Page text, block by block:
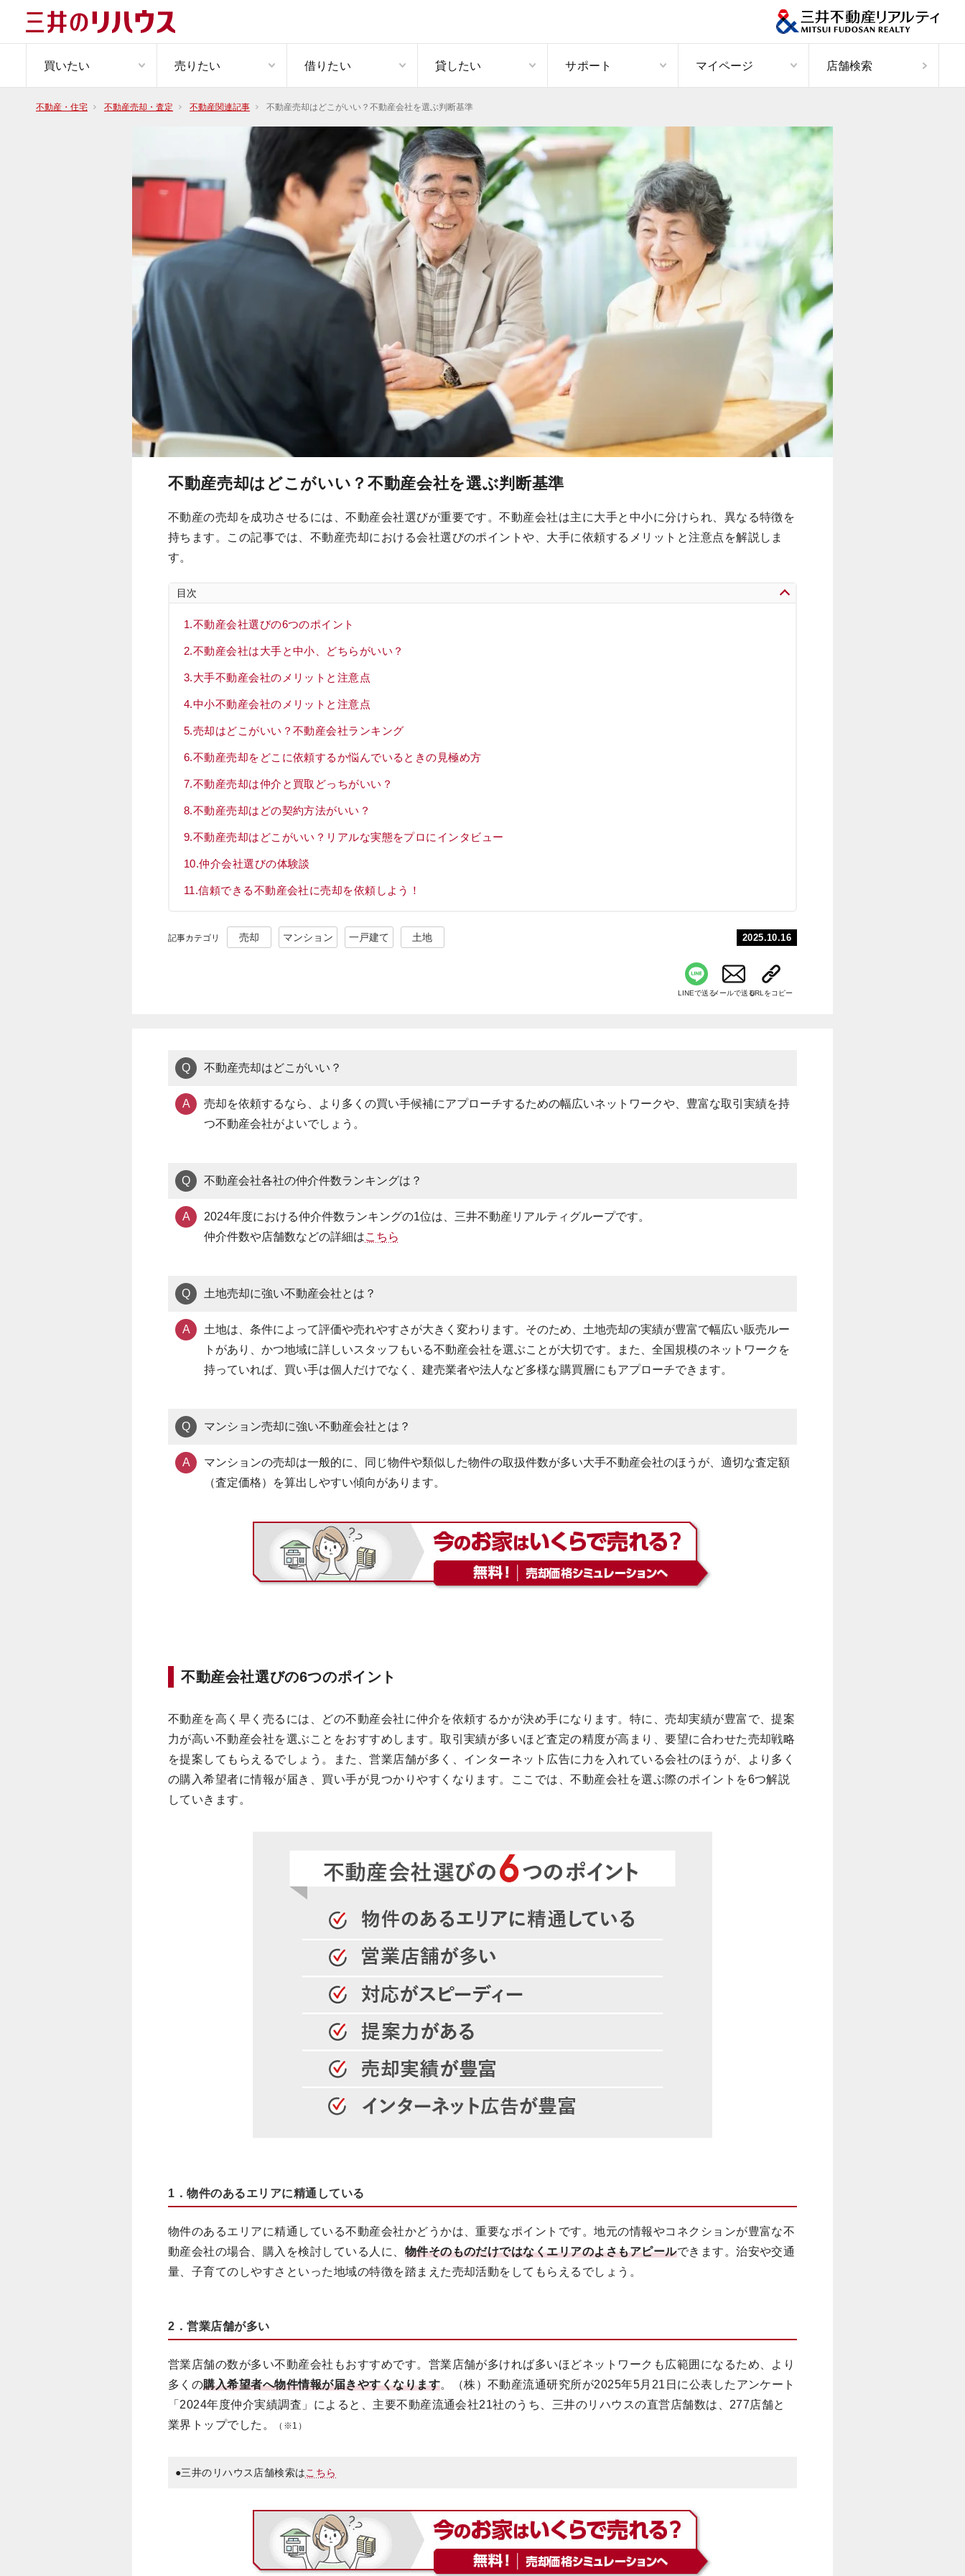
買いたい 売りたい 借りたい 貸したい サポート マイページ 店舗検索
不動産・住宅 不動産売却・査定 不動産関連記事 不動産売却はどこがいい？不動産会社を選ぶ判断基準
不動産売却はどこがいい？不動産会社を選ぶ判断基準
不動産の売却を成功させるには、不動産会社選びが重要です。不動産会社は主に大手と中小に分けられ、異なる特徴を
持ちます。この記事では、不動産売却における会社選びのポイントや、大手に依頼するメリットと注意点を解説しま
す。
目次
不動産会社選びの6つのポイント
不動産会社は大手と中小、どちらがいい？
大手不動産会社のメリットと注意点
中小不動産会社のメリットと注意点
売却はどこがいい？不動産会社ランキング
不動産売却をどこに依頼するか悩んでいるときの見極め方
不動産売却は仲介と買取どっちがいい？
不動産売却はどの契約方法がいい？
不動産売却はどこがいい？リアルな実態をプロにインタビュー
仲介会社選びの体験談
信頼できる不動産会社に売却を依頼しよう！
記事カテゴリ 売却 マンション 一戸建て 土地 2025.10.16
LINEで送るメールで送るURLをコピー
Q 不動産売却はどこがいい？
A
売却を依頼するなら、より多くの買い手候補にアプローチするための幅広いネットワークや、豊富な取引実績を持
つ不動産会社がよいでしょう。
Q 不動産会社各社の仲介件数ランキングは？
A
2024年度における仲介件数ランキングの1位は、三井不動産リアルティグループです。
仲介件数や店舗数などの詳細はこちら
Q 土地売却に強い不動産会社とは？
A
土地は、条件によって評価や売れやすさが大きく変わります。そのため、土地売却の実績が豊富で幅広い販売ルー
トがあり、かつ地域に詳しいスタッフもいる不動産会社を選ぶことが大切です。また、全国規模のネットワークを
持っていれば、買い手は個人だけでなく、建売業者や法人など多様な購買層にもアプローチできます。
Q マンション売却に強い不動産会社とは？
A
マンションの売却は一般的に、同じ物件や類似した物件の取扱件数が多い大手不動産会社のほうが、適切な査定額
（査定価格）を算出しやすい傾向があります。
不動産会社選びの6つのポイント
不動産を高く早く売るには、どの不動産会社に仲介を依頼するかが決め手になります。特に、売却実績が豊富で、提案
力が高い不動産会社を選ぶことをおすすめします。取引実績が多いほど査定の精度が高まり、要望に合わせた売却戦略
を提案してもらえるでしょう。また、営業店舗が多く、インターネット広告に力を入れている会社のほうが、より多く
の購入希望者に情報が届き、買い手が見つかりやすくなります。ここでは、不動産会社を選ぶ際のポイントを6つ解説
していきます。
1．物件のあるエリアに精通している
物件のあるエリアに精通している不動産会社かどうかは、重要なポイントです。地元の情報やコネクションが豊富な不
動産会社の場合、購入を検討している人に、 物件そのものだけではなくエリアのよさもアピールできます。治安や交通
量、子育てのしやすさといった地域の特徴を踏まえた売却活動をしてもらえるでしょう。
2．営業店舗が多い
営業店舗の数が多い不動産会社もおすすめです。営業店舗が多ければ多いほどネットワークも広範囲になるため、より
多くの購入希望者へ物件情報が届きやすくなります。（株）不動産流通研究所が2025年5月21日に公表したアンケート
「2024年度仲介実績調査」によると、主要不動産流通会社21社のうち、三井のリハウスの直営店舗数は、277店舗と
業界トップでした。
（※1）
●三井のリハウス店舗検索はこちら